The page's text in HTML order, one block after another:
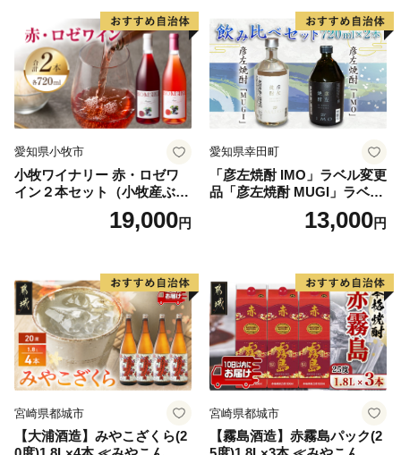
「郵便振替用紙」 ⇒ お申込みの翌日（土日祝含
む）に郵送いたします。
久慈市では、当市の魅力をみなさまにお伝えするため、
ふるさと納税制度によりご寄付をくださった個人の皆様
へ、お礼の品を贈呈いたします。
◆久慈の豊かな山・里・海の恵みを楽しめるお礼の品
※お礼の品の配送時期は各ページの配送時期を必ずご確
認ください。
※お礼の品は提供事業者から直送されます。
愛知県小牧市
小牧ワイナリー 赤・ロゼワ
イン２本セット（小牧産ぶど
19,000円
愛知県幸田町
「彦左焼酎 IMO」ラベル変更
品「彦左焼酎 MUGI」ラベル
変更品 飲み比べ セット 合計
2本 720ml×各1本 25度 焼酎
13,000円
宮崎県都城市
【大浦酒造】みやこざくら(2
宮崎県都城市
【霧島酒造】赤霧島パック(2